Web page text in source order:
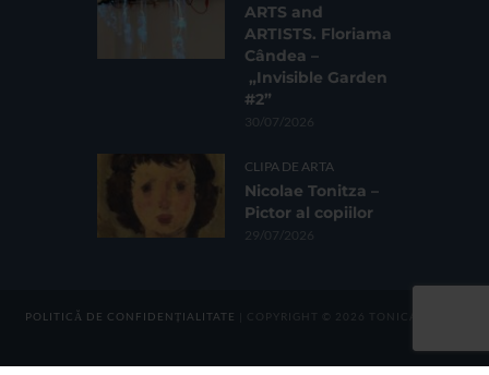
ARTS and
ARTISTS. Floriama
Cândea –
„Invisible Garden
#2”
30/07/2026
CLIPA DE ARTA
Nicolae Tonitza –
Pictor al copiilor
29/07/2026
POLITICĂ DE CONFIDENȚIALITATE | COPYRIGHT © 2026 TONICA GROUP